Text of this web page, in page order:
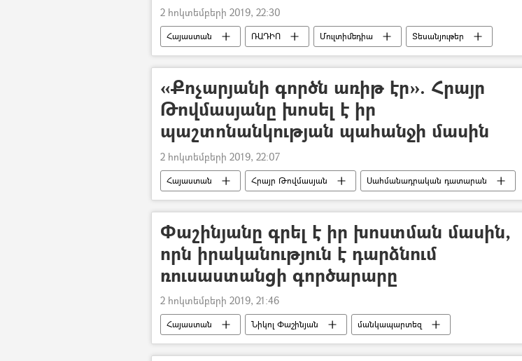
2 հոկտեմբերի 2019, 22:30
Հայաստան ՌԱԴԻՈ Մուլտիմեդիա
Տեսանյութեր
Եվրասիական տնտեսական միություն (ԵԱՏՄ)
Երևան Sputnik զրույց
«Քոչարյանի գործն առիթ էր». Հրայր
Թովմասյանը խոսել է իր
պաշտոնանկության պահանջի մասին
2 հոկտեմբերի 2019, 22:07
Հայաստան Հրայր Թովմասյան
Սահմանադրական դատարան
ՍԴ նախագահ Հրայր Թովմասյանին պաշտոնանկ անելու գործընթացը
Փաշինյանը գրել է իր խոստման մասին,
որն իրականություն է դարձնում
ռուսաստանցի գործարարը
2 հոկտեմբերի 2019, 21:46
Հայաստան Նիկոլ Փաշինյան մանկապարտեզ